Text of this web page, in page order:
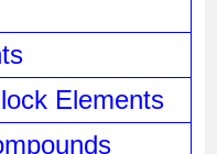
Elements